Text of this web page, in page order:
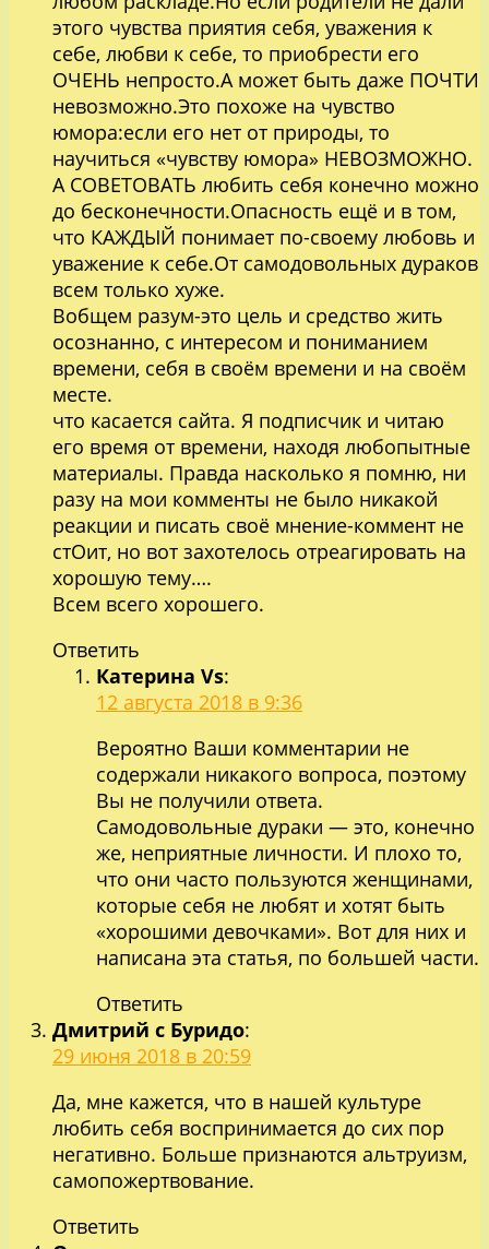
этого чувства приятия себя, уважения к
себе, любви к себе, то приобрести его
ОЧЕНЬ непросто.А может быть даже ПОЧТИ
невозможно.Это похоже на чувство
юмора:если его нет от природы, то
научиться «чувству юмора» НЕВОЗМОЖНО.
А СОВЕТОВАТЬ любить себя конечно можно
до бесконечности.Опасность ещё и в том,
что КАЖДЫЙ понимает по-своему любовь и
уважение к себе.От самодовольных дураков
всем только хуже.
Вобщем разум-это цель и средство жить
осознанно, с интересом и пониманием
времени, себя в своём времени и на своём
месте.
что касается сайта. Я подписчик и читаю
его время от времени, находя любопытные
материалы. Правда насколько я помню, ни
разу на мои комменты не было никакой
реакции и писать своё мнение-коммент не
стОит, но вот захотелось отреагировать на
хорошую тему….
Всем всего хорошего.
Ответить
Катерина Vs:
12 августа 2018 в 9:36
Вероятно Ваши комментарии не
содержали никакого вопроса, поэтому
Вы не получили ответа.
Самодовольные дураки — это, конечно
же, неприятные личности. И плохо то,
что они часто пользуются женщинами,
которые себя не любят и хотят быть
«хорошими девочками». Вот для них и
написана эта статья, по большей части.
Ответить
Дмитрий с Буридо:
29 июня 2018 в 20:59
Да, мне кажется, что в нашей культуре
любить себя воспринимается до сих пор
негативно. Больше признаются альтруизм,
самопожертвование.
Ответить